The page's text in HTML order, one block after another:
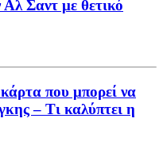
Σαντ με θετικό
που μπορεί να
– Τι καλύπτει η